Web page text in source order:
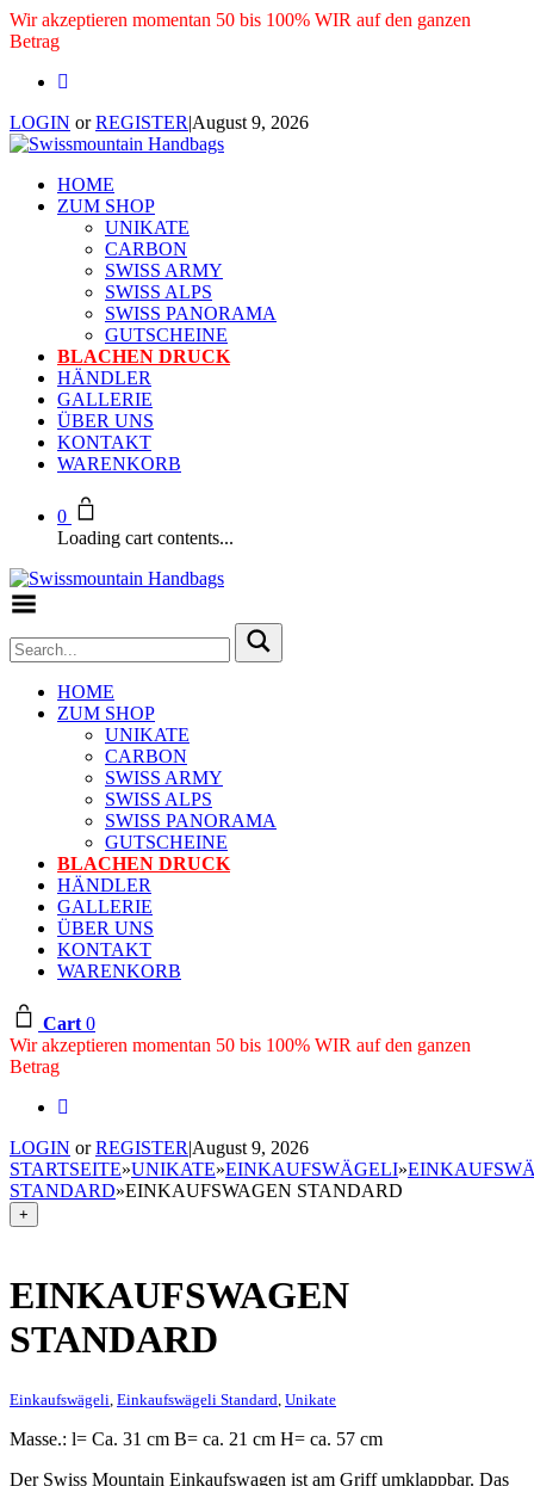
Wir akzeptieren momentan 50 bis 100% WIR auf den ganzen
Betrag
LOGIN orREGISTER|August 9, 2026
HOME
ZUM SHOP
UNIKATE
CARBON
SWISS ARMY
SWISS ALPS
SWISS PANORAMA
GUTSCHEINE
BLACHEN DRUCK
HÄNDLER
GALLERIE
ÜBER UNS
KONTAKT
WARENKORB
0
Loading cart contents...
HOME
ZUM SHOP
UNIKATE
CARBON
SWISS ARMY
SWISS ALPS
SWISS PANORAMA
GUTSCHEINE
BLACHEN DRUCK
HÄNDLER
GALLERIE
ÜBER UNS
KONTAKT
WARENKORB
Cart 0
Wir akzeptieren momentan 50 bis 100% WIR auf den ganzen
Betrag
LOGIN orREGISTER|August 9, 2026
STARTSEITE»UNIKATE»EINKAUFSWÄGELI»
STANDARD»EINKAUFSWAGEN STANDARD
+
EINKAUFSWAGEN
STANDARD
Einkaufswägeli Einkaufswägeli Standard Unikate
Masse.: l= Ca. 31 cm B= ca. 21 cm H= ca. 57 cm
Der Swiss Mountain Einkaufswagen ist am Griff umklappbar. Das